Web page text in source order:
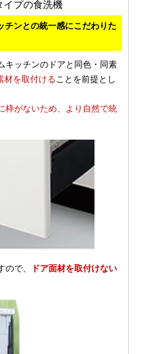
チンとの統一感にこだわりた
キッチンのドアと同色・同素
材を取付けることを前提とし
枠がないため、より自然で統
ので、
ドア面材を取付けない